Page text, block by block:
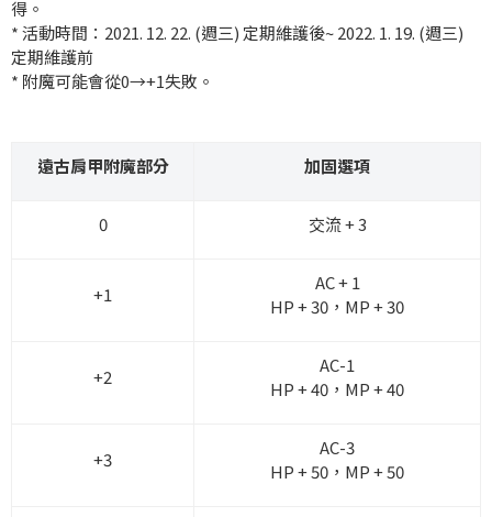
得。
* 活動時間：2021. 12. 22. (週三) 定期維護後~ 2022. 1. 19. (週三)
定期維護前
* 附魔可能會從0→+1失敗。
遠古肩甲附魔部分 加固選項
0 交流 + 3
+1
AC + 1
HP + 30，MP + 30
+2
AC-1
HP + 40，MP + 40
+3
AC-3
HP + 50，MP + 50